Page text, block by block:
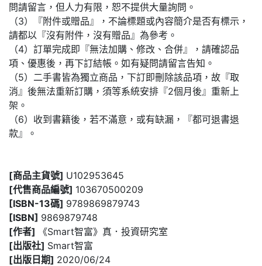
問請留言，但人力有限，恕不提供大量詢問。
（3）『附件或贈品』，不論標題或內容簡介是否有標示，
請都以『沒有附件，沒有贈品』為參考。
（4）訂單完成即『無法加購、修改、合併』，請確認品
項、優惠後，再下訂結帳。如有疑問請留言告知。
（5）二手書皆為獨立商品，下訂即刪除該品項，故『取
消』後無法重新訂購，須等系統安排『2個月後』重新上
架。
（6）收到書籍後，若不滿意，或有缺漏，『都可退書退
款』。
[商品主貨號] U102953645
[代售商品編號] 103670500209
[ISBN-13碼] 9789869879743
[ISBN] 9869879748
[作者]
《Smart智富》真．投資研究室
[出版社] Smart智富
[出版日期] 2020/06/24